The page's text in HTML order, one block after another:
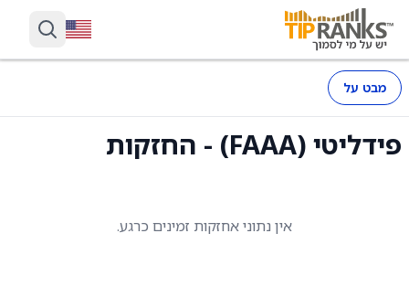
מבט על
פידליטי (FAAA) - החזקות
אין נתוני אחזקות זמינים כרגע.